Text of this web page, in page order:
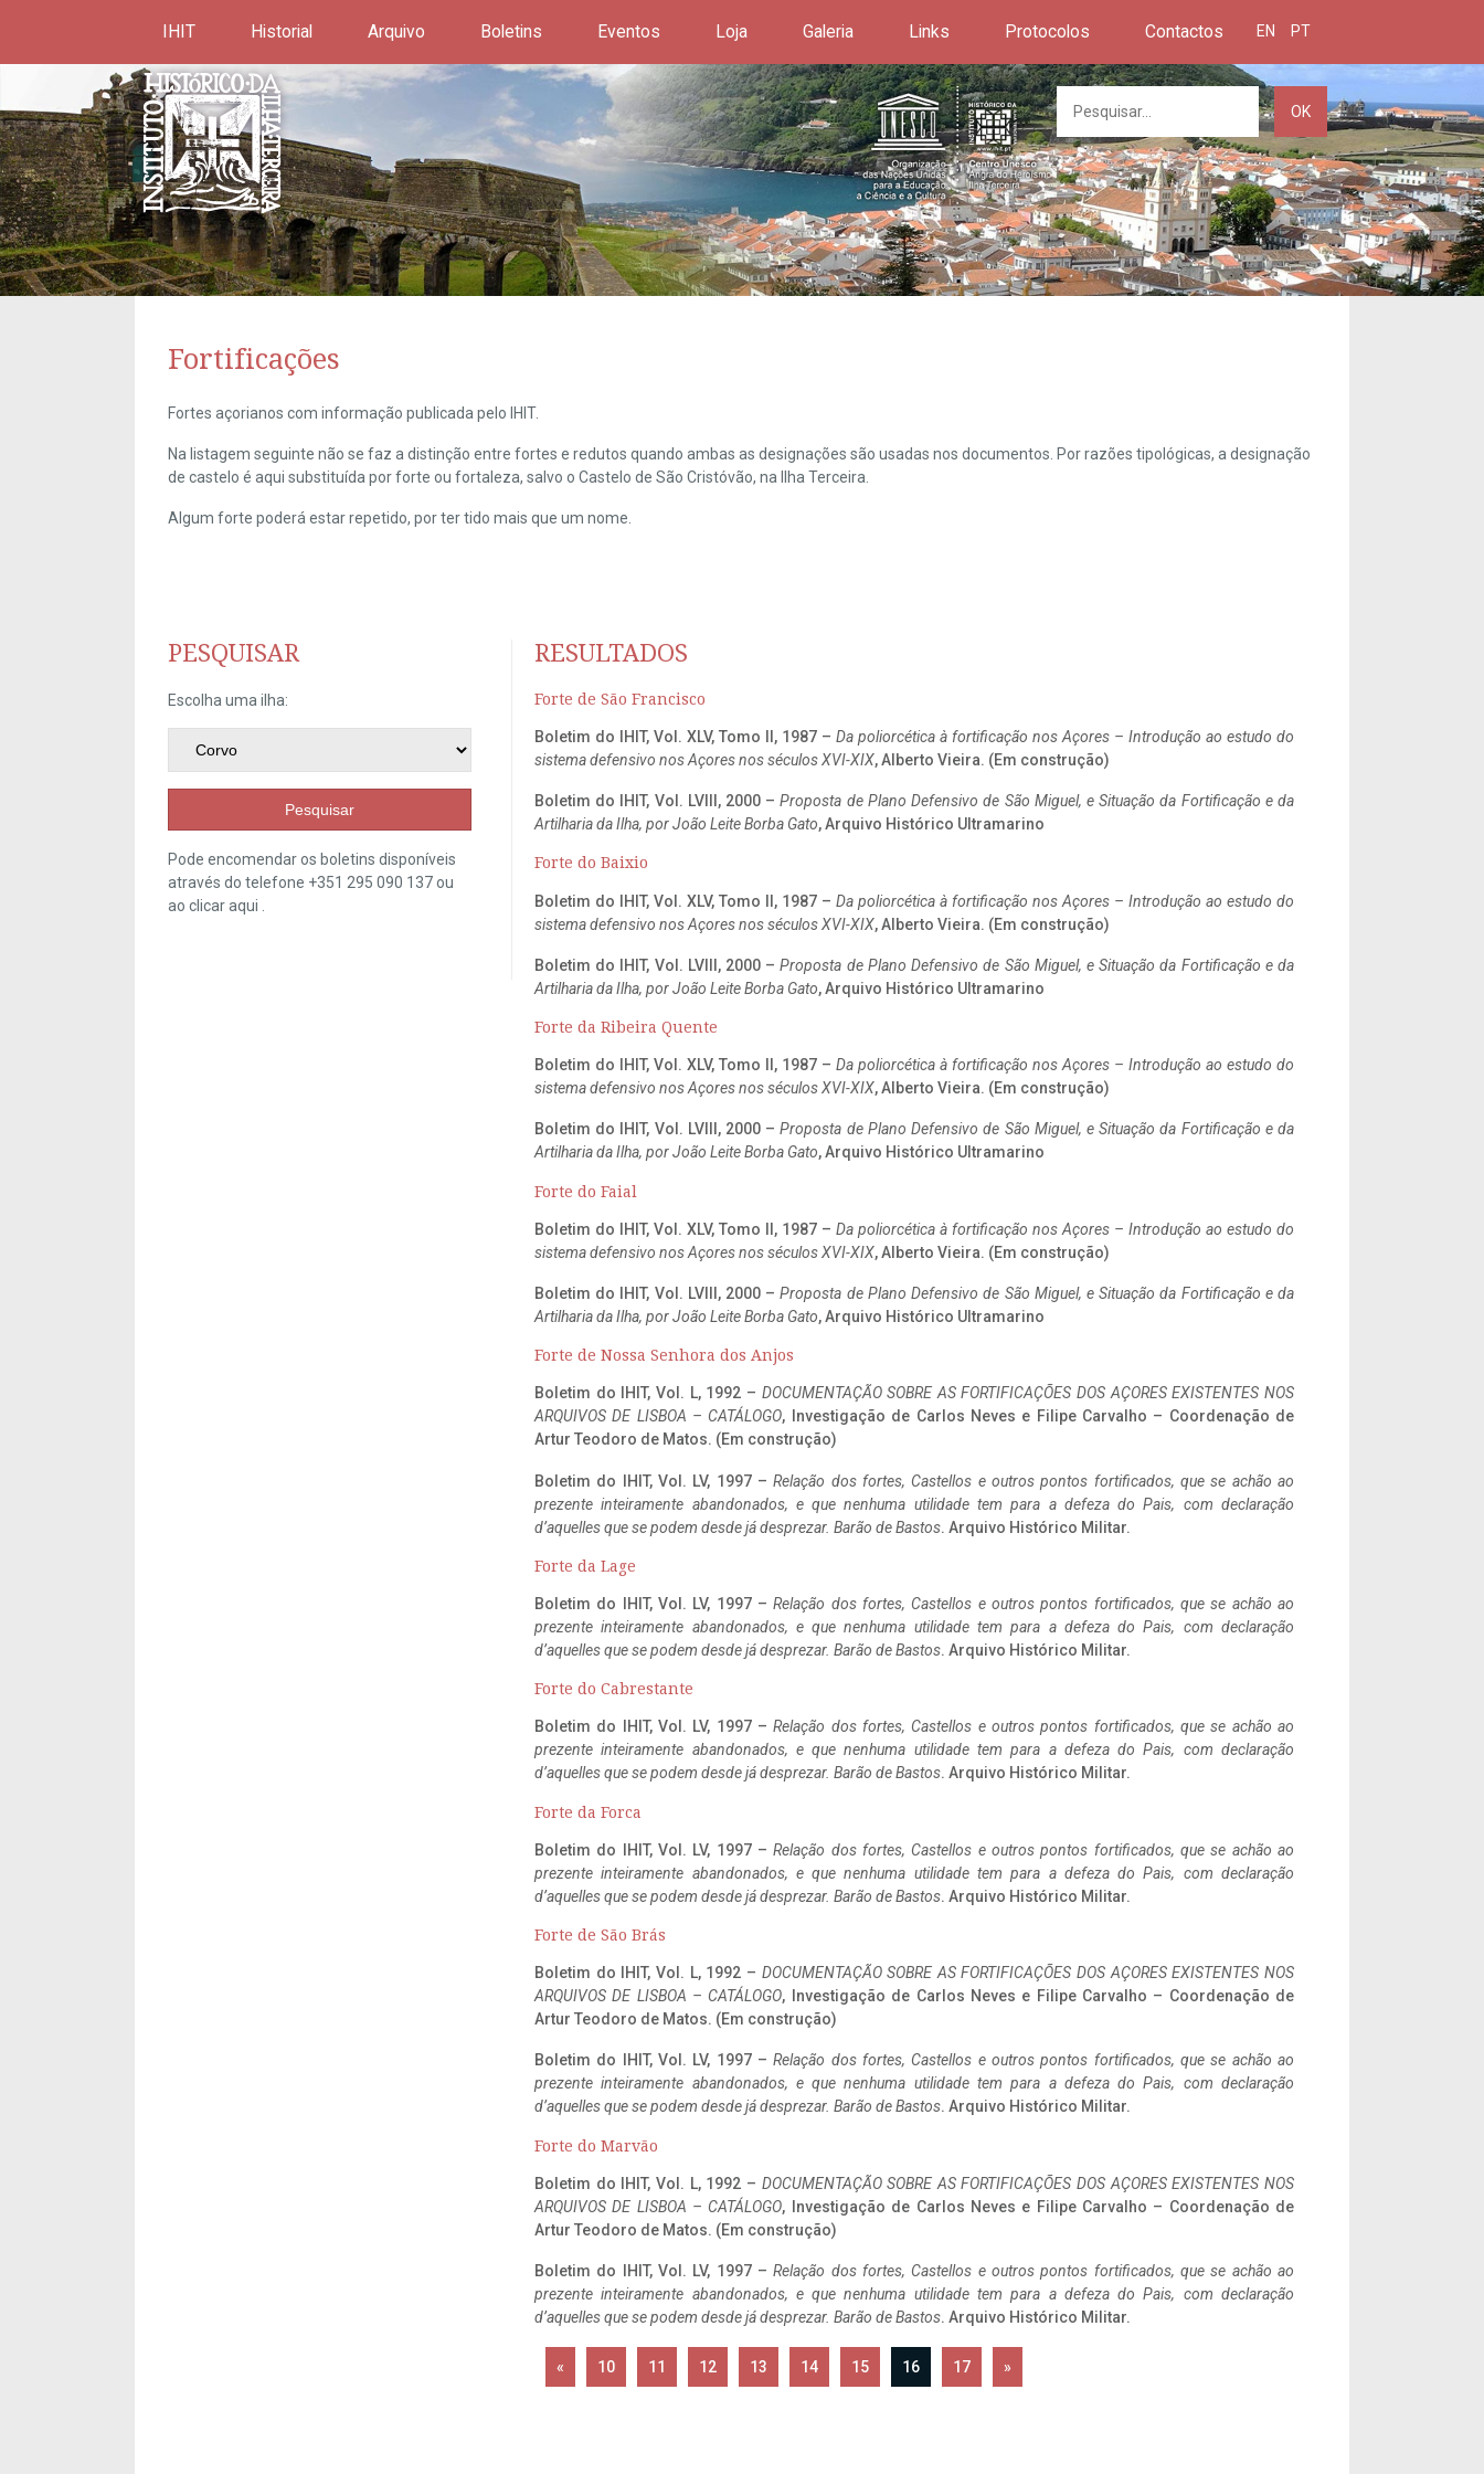
IHIT Historial Arquivo Boletins Eventos Loja Galeria Links Protocolos Contactos EN PT
OK
Fortificações
Fortes açorianos com informação publicada pelo IHIT.
Na listagem seguinte não se faz a distinção entre fortes e redutos quando ambas as designações são usadas nos documentos. Por razões tipológicas, a designação
de castelo é aqui substituída por forte ou fortaleza, salvo o Castelo de São Cristóvão, na Ilha Terceira.
Algum forte poderá estar repetido, por ter tido mais que um nome.
PESQUISAR
Escolha uma ilha:
Pesquisar
Pode encomendar os boletins disponíveis
através do telefone +351 295 090 137 ou
ao clicaraqui
RESULTADOS
Forte de São Francisco
Boletim do IHIT, Vol. XLV, Tomo II, 1987 – Da poliorcética à fortificação nos Açores – Introdução ao estudo do
sistema defensivo nos Açores nos séculos XVI-XIX, Alberto Vieira. (Em construção)
Boletim do IHIT, Vol. LVIII, 2000 –Proposta de Plano Defensivo de São Miguel, e Situação da Fortificação e da
Artilharia da Ilha, por João Leite Borba Gato, Arquivo Histórico Ultramarino
Forte do Baixio
Boletim do IHIT, Vol. XLV, Tomo II, 1987 – Da poliorcética à fortificação nos Açores – Introdução ao estudo do
sistema defensivo nos Açores nos séculos XVI-XIX, Alberto Vieira. (Em construção)
Boletim do IHIT, Vol. LVIII, 2000 –Proposta de Plano Defensivo de São Miguel, e Situação da Fortificação e da
Artilharia da Ilha, por João Leite Borba Gato, Arquivo Histórico Ultramarino
Forte da Ribeira Quente
Boletim do IHIT, Vol. XLV, Tomo II, 1987 – Da poliorcética à fortificação nos Açores – Introdução ao estudo do
sistema defensivo nos Açores nos séculos XVI-XIX, Alberto Vieira. (Em construção)
Boletim do IHIT, Vol. LVIII, 2000 –Proposta de Plano Defensivo de São Miguel, e Situação da Fortificação e da
Artilharia da Ilha, por João Leite Borba Gato, Arquivo Histórico Ultramarino
Forte do Faial
Boletim do IHIT, Vol. XLV, Tomo II, 1987 – Da poliorcética à fortificação nos Açores – Introdução ao estudo do
sistema defensivo nos Açores nos séculos XVI-XIX, Alberto Vieira. (Em construção)
Boletim do IHIT, Vol. LVIII, 2000 –Proposta de Plano Defensivo de São Miguel, e Situação da Fortificação e da
Artilharia da Ilha, por João Leite Borba Gato, Arquivo Histórico Ultramarino
Forte de Nossa Senhora dos Anjos
Boletim do IHIT, Vol. L, 1992 – DOCUMENTAÇÃO SOBRE AS FORTIFICAÇÕES DOS AÇORES EXISTENTES NOS
ARQUIVOS DE LISBOA – CATÁLOGO, Investigação de Carlos Neves e Filipe Carvalho – Coordenação de
Artur Teodoro de Matos. (Em construção)
Boletim do IHIT, Vol. LV, 1997 –Relação dos fortes, Castellos e outros pontos fortificados, que se achão ao
prezente inteiramente abandonados, e que nenhuma utilidade tem para a defeza do Pais, com declaração
d’aquelles que se podem desde já desprezar. Barão de Bastos. Arquivo Histórico Militar.
Forte da Lage
Boletim do IHIT, Vol. LV, 1997 –Relação dos fortes, Castellos e outros pontos fortificados, que se achão ao
prezente inteiramente abandonados, e que nenhuma utilidade tem para a defeza do Pais, com declaração
d’aquelles que se podem desde já desprezar. Barão de Bastos. Arquivo Histórico Militar.
Forte do Cabrestante
Boletim do IHIT, Vol. LV, 1997 –Relação dos fortes, Castellos e outros pontos fortificados, que se achão ao
prezente inteiramente abandonados, e que nenhuma utilidade tem para a defeza do Pais, com declaração
d’aquelles que se podem desde já desprezar. Barão de Bastos. Arquivo Histórico Militar.
Forte da Forca
Boletim do IHIT, Vol. LV, 1997 –Relação dos fortes, Castellos e outros pontos fortificados, que se achão ao
prezente inteiramente abandonados, e que nenhuma utilidade tem para a defeza do Pais, com declaração
d’aquelles que se podem desde já desprezar. Barão de Bastos. Arquivo Histórico Militar.
Forte de São Brás
Boletim do IHIT, Vol. L, 1992 – DOCUMENTAÇÃO SOBRE AS FORTIFICAÇÕES DOS AÇORES EXISTENTES NOS
ARQUIVOS DE LISBOA – CATÁLOGO, Investigação de Carlos Neves e Filipe Carvalho – Coordenação de
Artur Teodoro de Matos. (Em construção)
Boletim do IHIT, Vol. LV, 1997 –Relação dos fortes, Castellos e outros pontos fortificados, que se achão ao
prezente inteiramente abandonados, e que nenhuma utilidade tem para a defeza do Pais, com declaração
d’aquelles que se podem desde já desprezar. Barão de Bastos. Arquivo Histórico Militar.
Forte do Marvão
Boletim do IHIT, Vol. L, 1992 – DOCUMENTAÇÃO SOBRE AS FORTIFICAÇÕES DOS AÇORES EXISTENTES NOS
ARQUIVOS DE LISBOA – CATÁLOGO, Investigação de Carlos Neves e Filipe Carvalho – Coordenação de
Artur Teodoro de Matos. (Em construção)
Boletim do IHIT, Vol. LV, 1997 –Relação dos fortes, Castellos e outros pontos fortificados, que se achão ao
prezente inteiramente abandonados, e que nenhuma utilidade tem para a defeza do Pais, com declaração
d’aquelles que se podem desde já desprezar. Barão de Bastos. Arquivo Histórico Militar.
« 10 11 12 13 14 15 16 17 »